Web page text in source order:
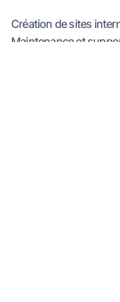
Création de sites
Maintenance et